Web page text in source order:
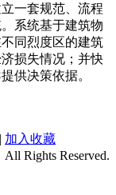
一套规范、流程
系统基于建筑物
同烈度区的建筑
损失情况；并快
供决策依据。
| 加入收藏
Rights Reserved.